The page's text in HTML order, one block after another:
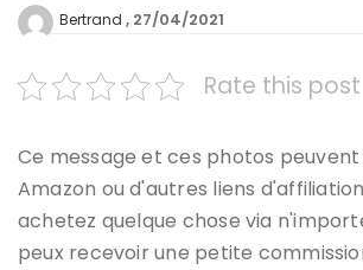
Bertrand 27/04/2021
Rate this post
Ce message et ces photos
Amazon ou d'autres liens
achetez quelque chose via
peux recevoir une petite